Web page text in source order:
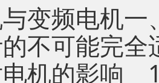
变频电机
不可能完
机的影响